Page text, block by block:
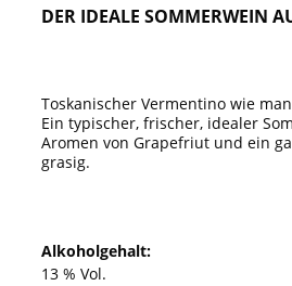
DER IDEALE SOMMERWEIN
Toskanischer Vermentino wie
Ein typischer, frischer, idealer
Aromen von Grapefriut und ein
grasig.
Alkoholgehalt:
13 % Vol.